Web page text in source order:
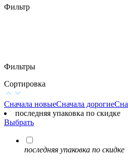
Фильтр
Фильтры
Сортировка
Сначала новыеСначала дорогие
последняя упаковка по скидке
Выбрать
последняя упаковка по скидке